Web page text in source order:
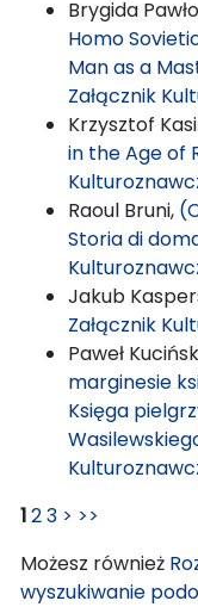
Brygida
Homo
Man as a
Załącznik
Krzysztof
in the Age of
Raoul Bruni,
Storia di
Jakub
Załącznik
Paweł
marginesie
Księga
123 > >>
Możesz również
wyszukiwanie